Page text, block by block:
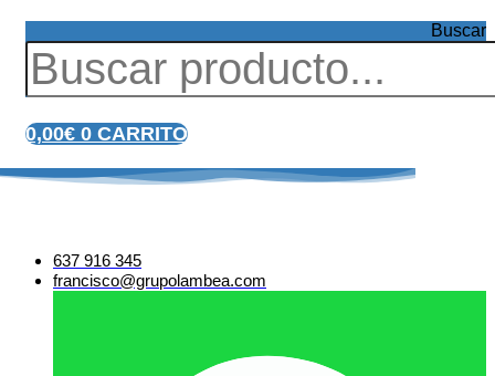
Buscar
0,00€ 0 CARRITO
637 916 345
francisco@grupolambea.com